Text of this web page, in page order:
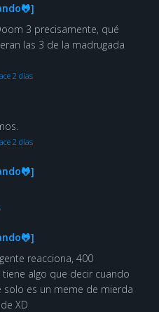
3 precisamente, qué
las 3 de la madrugada
2 días
2 días
reacciona, 400
algo que decir cuando
es un meme de mierda
XD